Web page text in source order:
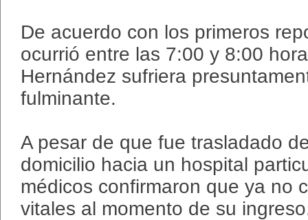
De acuerdo con los primeros
ocurrió entre las 7:00 y 8:00
Hernández sufriera
fulminante.
A pesar de que fue trasladado
domicilio hacia un hospital
médicos confirmaron que ya no
vitales al momento de su